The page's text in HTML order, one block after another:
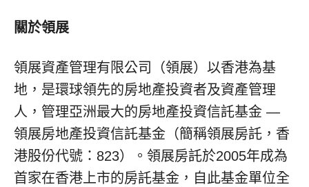
關於領展
領展資產管理有限公司（領展）以香港為基
地，是環球領先的房地產投資者及資產管理
人，管理亞洲最大的房地產投資信託基金 —
領展房地產投資信託基金（簡稱領展房託，香
港股份代號：823）。領展房託於2005年成為
首家在香港上市的房託基金，自此基金單位全